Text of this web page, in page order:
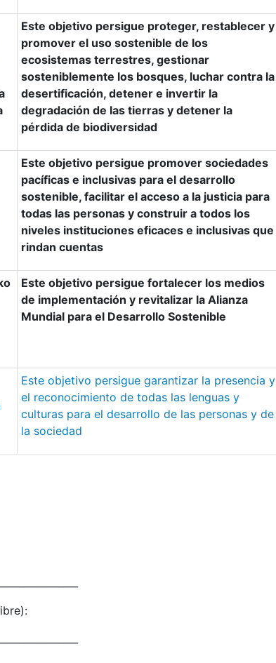
Este objetivo persigue proteger, restablecer y
promover el uso sostenible de los
ecosistemas terrestres, gestionar
sosteniblemente los bosques, luchar contra la
desertificación, detener e invertir la
degradación de las tierras y detener la
pérdida de biodiversidad
Este objetivo persigue promover sociedades
pacíficas e inclusivas para el desarrollo
sostenible, facilitar el acceso a la justicia para
todas las personas y construir a todos los
niveles instituciones eficaces e inclusivas que
rindan cuentas
Este objetivo persigue fortalecer los medios
de implementación y revitalizar la Alianza
Mundial para el Desarrollo Sostenible
Este objetivo persigue garantizar la presencia y
el reconocimiento de todas las lenguas y
culturas para el desarrollo de las personas y de
la sociedad